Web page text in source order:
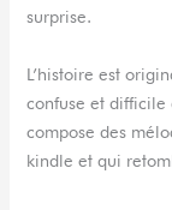
surprise.
L’histoire est
confuse et difficile
compose des
kindle et qui